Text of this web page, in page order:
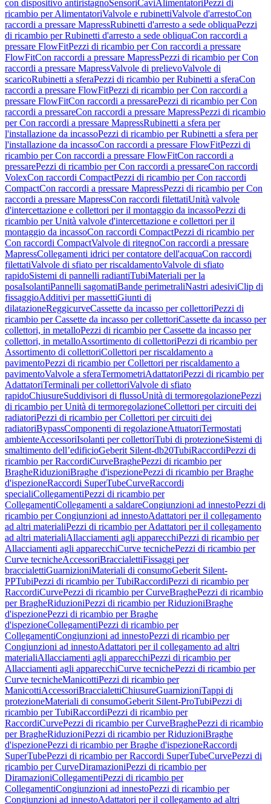
con dispositivo antiristagnoSensoriCaviAlimentatori Pezzi di
ricambio per AlimentatoriValvole e rubinettiValvole d'arrestoCon
raccordi a pressare MapressRubinetti d'arresto a sede obliquaPezzi
di ricambio per Rubinetti d'arresto a sede obliquaCon raccordi a
pressare FlowFitPezzi di ricambio per Con raccordi a pressare
FlowFitCon raccordi a pressare MapressPezzi di ricambio per Con
raccordi a pressare MapressValvole di prelievoValvole di
scaricoRubinetti a sferaPezzi di ricambio per Rubinetti a sferaCon
raccordi a pressare FlowFitPezzi di ricambio per Con raccordi a
pressare FlowFitCon raccordi a pressarePezzi di ricambio per Con
raccordi a pressareCon raccordi a pressare MapressPezzi di ricambio
per Con raccordi a pressare MapressRubinetti a sfera per
l'installazione da incassoPezzi di ricambio per Rubinetti a sfera per
l'installazione da incassoCon raccordi a pressare FlowFitPezzi di
ricambio per Con raccordi a pressare FlowFitCon raccordi a
pressarePezzi di ricambio per Con raccordi a pressareCon raccordi
VolexCon raccordi CompactPezzi di ricambio per Con raccordi
CompactCon raccordi a pressare MapressPezzi di ricambio per Con
raccordi a pressare MapressCon raccordi filettatiUnità valvole
d'intercettazione e collettori per il montaggio da incassoPezzi di
ricambio per Unità valvole d'intercettazione e collettori per il
montaggio da incassoCon raccordi CompactPezzi di ricambio per
Con raccordi CompactValvole di ritegnoCon raccordi a pressare
MapressCollegamenti idrici per contatore dell'acquaCon raccordi
filettatiValvole di sfiato per riscaldamentoValvole di sfiato
rapidoSistemi di pannelli radiantiTubiMateriali per la
posaIsolantiPannelli sagomatiBande perimetraliNastri adesiviClip di
fissaggioAdditivi per massettiGiunti di
dilatazioneReggicurveCassette da incasso per collettoriPezzi di
ricambio per Cassette da incasso per collettoriCassette da incasso per
collettori, in metalloPezzi di ricambio per Cassette da incasso per
collettori, in metalloAssortimento di collettoriPezzi di ricambio per
Assortimento di collettoriCollettori per riscaldamento a
pavimentoPezzi di ricambio per Collettori per riscaldamento a
pavimentoValvole a sferaTermometriAdattatoriPezzi di ricambio per
AdattatoriTerminali per collettoriValvole di sfiato
rapidoChiusureSuddivisori di flussoUnità di termoregolazionePezzi
di ricambio per Unità di termoregolazioneCollettori per circuiti dei
radiatoriPezzi di ricambio per Collettori per circuiti dei
radiatoriBypassComponenti di regolazioneAttuatoriTermostati
ambienteAccessoriIsolanti per collettoriTubi di protezioneSistemi di
smaltimento dell’edificioGeberit Silent-db20TubiRaccordiPezzi di
ricambio per RaccordiCurveBraghePezzi di ricambio per
BragheRiduzioniBraghe d'ispezionePezzi di ricambio per Braghe
d'ispezioneRaccordi SuperTubeCurveRaccordi
specialiCollegamentiPezzi di ricambio per
CollegamentiCollegamenti a saldareCongiunzioni ad innestoPezzi di
ricambio per Congiunzioni ad innestoAdattatori per il collegamento
ad altri materialiPezzi di ricambio per Adattatori per il collegamento
ad altri materialiAllacciamenti agli apparecchiPezzi di ricambio per
Allacciamenti agli apparecchiCurve tecnichePezzi di ricambio per
Curve tecnicheAccessoriBraccialettiFissaggi per
braccialettiGuarnizioniMateriali di consumoGeberit Silent-
PPTubiPezzi di ricambio per TubiRaccordiPezzi di ricambio per
RaccordiCurvePezzi di ricambio per CurveBraghePezzi di ricambio
per BragheRiduzioniPezzi di ricambio per RiduzioniBraghe
d'ispezionePezzi di ricambio per Braghe
d'ispezioneCollegamentiPezzi di ricambio per
CollegamentiCongiunzioni ad innestoPezzi di ricambio per
Congiunzioni ad innestoAdattatori per il collegamento ad altri
materialiAllacciamenti agli apparecchiPezzi di ricambio per
Allacciamenti agli apparecchiCurve tecnichePezzi di ricambio per
Curve tecnicheManicottiPezzi di ricambio per
ManicottiAccessoriBraccialettiChiusureGuarnizioniTappi di
protezioneMateriali di consumoGeberit Silent-ProTubiPezzi di
ricambio per TubiRaccordiPezzi di ricambio per
RaccordiCurvePezzi di ricambio per CurveBraghePezzi di ricambio
per BragheRiduzioniPezzi di ricambio per RiduzioniBraghe
d'ispezionePezzi di ricambio per Braghe d'ispezioneRaccordi
SuperTubePezzi di ricambio per Raccordi SuperTubeCurvePezzi di
ricambio per CurveDiramazioniPezzi di ricambio per
DiramazioniCollegamentiPezzi di ricambio per
CollegamentiCongiunzioni ad innestoPezzi di ricambio per
Congiunzioni ad innestoAdattatori per il collegamento ad altri